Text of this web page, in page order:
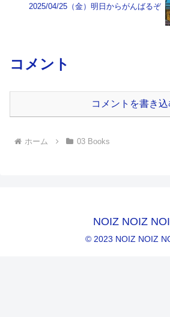
2025/04/25（金）明日からがんばるぞ
コメント
コメントを書き込
ホーム 03 Books
NOIZ NOIZ
© 2023 NOIZ NOIZ